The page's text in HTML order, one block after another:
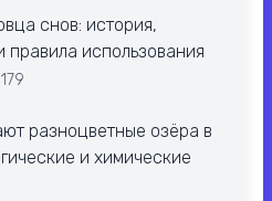
снов: история,
правила использования
разноцветные озёра в
и химические